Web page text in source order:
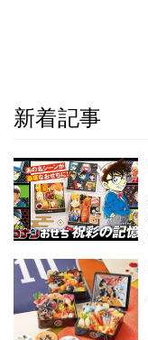
新着記事